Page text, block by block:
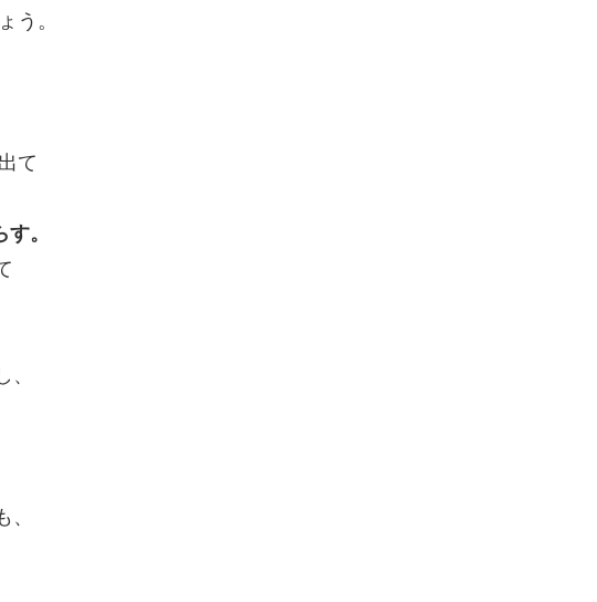
う。
て
。